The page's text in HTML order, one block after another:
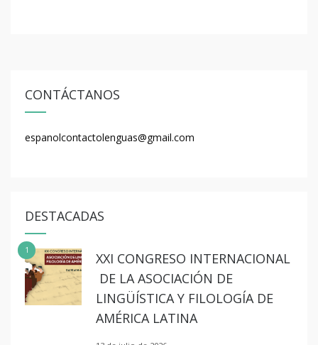
CONTÁCTANOS
espanolcontactolenguas@gmail.com
DESTACADAS
1
XXI CONGRESO INTERNACIONAL
DE LA ASOCIACIÓN DE
LINGÜÍSTICA Y FILOLOGÍA DE
AMÉRICA LATINA